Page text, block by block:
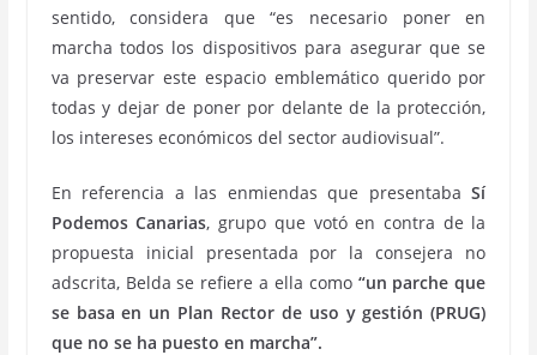
sentido, considera que “es necesario poner en
marcha todos los dispositivos para asegurar que se
va preservar este espacio emblemático querido por
todas y dejar de poner por delante de la protección,
los intereses económicos del sector audiovisual”.
En referencia a las enmiendas que presentabaSí
Podemos Canarias, grupo que votó en contra de la
propuesta inicial presentada por la consejera no
adscrita, Belda se refiere a ella como “un parche que
se basa en un Plan Rector de uso y gestión (PRUG)
que no se ha puesto en marcha”.